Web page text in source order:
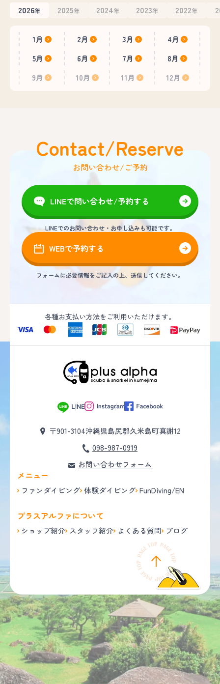
2026年 2025年 2024年 2023年 2022年
1月 2月 3月
4月
5月
6月 7月
8月
9月
10月 11月 12月
Contact/Reserve
お問い合わせ/ご予約
LINEで問い合わせ/予約する
LINEでのお問い合わせ・お申し込みも可能です。
WEBで予約する
フォームに必要情報をご記入の上、送信してください。
各種お支払い方法をご利用いただけます。
〒901-3104沖縄県島尻郡久米島町真謝12
098-987-0919
お問い合わせフォーム
メニュー
ファンダイビング 体験ダイビング FunDiving/EN
プラスアルファについて
ショップ紹介 スタッフ紹介 よくある質問 ブログ